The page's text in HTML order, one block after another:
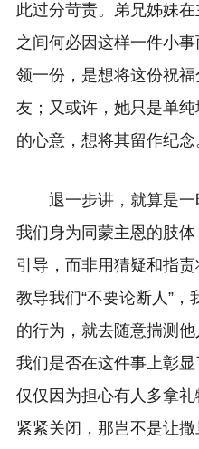
此过分苛责。弟兄姊妹
之间何必因这样一件小
领一份，是想将这份祝
友；又或许，她只是单
的心意，想将其留作纪念
退一步讲，就算是一
我们身为同蒙主恩的肢
引导，而非用猜疑和指
教导我们“不要论断人”
的行为，就去随意揣测
我们是否在这件事上彰
仅仅因为担心有人多拿
紧紧关闭，那岂不是让